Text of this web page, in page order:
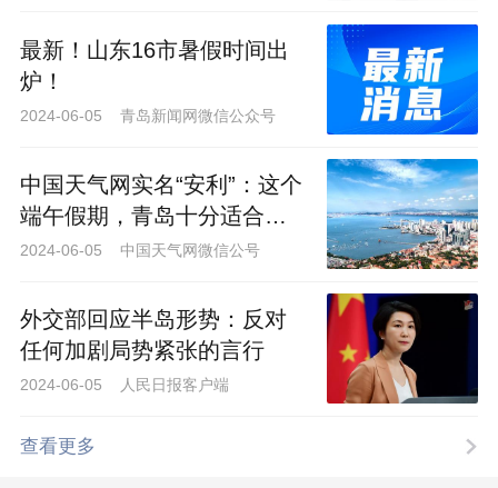
王女士与按摩教练进行了多次沟通
5月31日，记者分别拨打了青岛新力线
健身房（崂山店）及其负责人的电话，均
无人接听。随后，记者又联系到青岛新力
线健身房（浮山后店），该店工作人员
称，他们对此事不清楚，具体还要咨询青
岛新力线健身房（崂山店）。
最新！山东16市暑假时间出
炉！
2024-06-05 青岛新闻网微信公众号
中国天气网实名“安利”：这个
端午假期，青岛十分适合赏
景游玩！
2024-06-05 中国天气网微信公号
外交部回应半岛形势：反对
任何加剧局势紧张的言行
2024-06-05 人民日报客户端
查看更多